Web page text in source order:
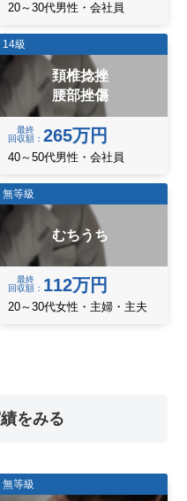
20～30代男性・会社員
14級
頚椎捻挫
腰部挫傷
最終
回収額
265万円
40～50代男性・会社員
無等級
むちうち
最終
回収額
112万円
20～30代女性・主婦・主夫
をみる
無等級